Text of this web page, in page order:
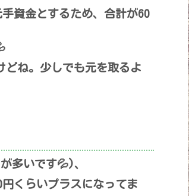
資金とするため、合計が60
どね。少しでも元を取るよ
多いです💦)、
くらいプラスになってま